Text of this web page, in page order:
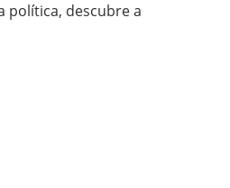
política, descubre a